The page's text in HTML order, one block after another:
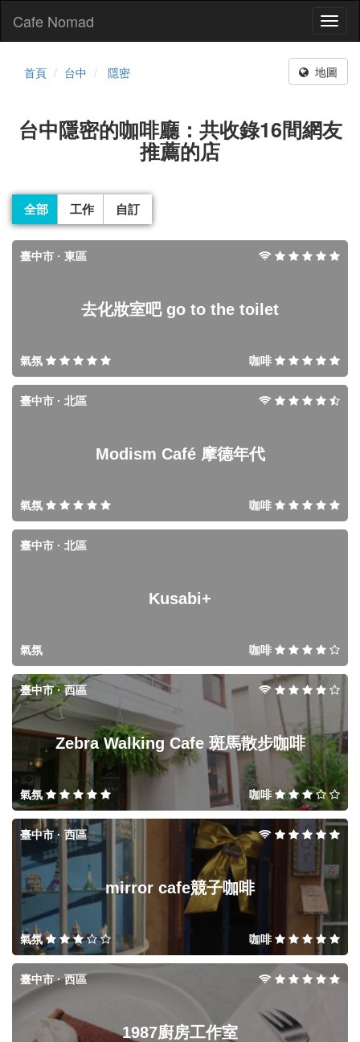
Cafe Nomad
地圖
首頁 台中 隱密
台中隱密的咖啡廳：共收錄16間網友
推薦的店
全部 工作 自訂
去化妝室吧 go to the toilet
臺中市 · 東區
氣氛 咖啡
Modism Café 摩德年代
臺中市 · 北區
氣氛 咖啡
Kusabi+
臺中市 · 北區
氣氛 咖啡
Zebra Walking Cafe 斑馬散步咖啡
臺中市 · 西區
氣氛 咖啡
mirror cafe競子咖啡
臺中市 · 西區
氣氛 咖啡
1987廚房工作室
臺中市 · 西區